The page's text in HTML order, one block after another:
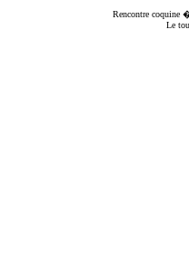
Rencontre coquine
Le